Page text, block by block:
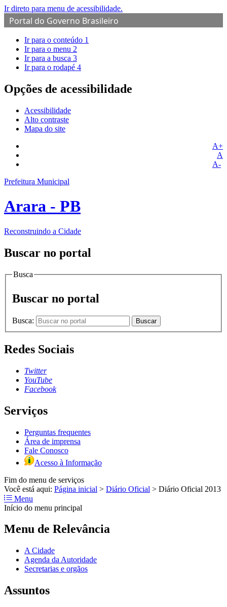
Ir direto para menu de acessibilidade.
Portal do Governo Brasileiro
Ir para o conteúdo 1
Ir para o menu 2
Ir para a busca 3
Ir para o rodapé 4
Opções de acessibilidade
Acessibilidade
Alto contraste
Mapa do site
A+
A
A-
Prefeitura Municipal
Arara - PB
Reconstruindo a Cidade
Buscar no portal
Busca
Buscar no portal
Busca: Buscar
Redes Sociais
Twitter
YouTube
Facebook
Serviços
Perguntas frequentes
Área de imprensa
Fale Conosco
Acesso à Informação
Fim do menu de serviços
Você está aqui: Página inicial > Diário Oficial > Diário Oficial 2013
Menu
Início do menu principal
Menu de Relevância
A Cidade
Agenda da Autoridade
Secretarias e orgãos
Assuntos